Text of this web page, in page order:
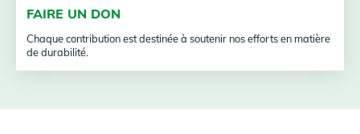
FAIRE UN DON
Chaque contribution est destinée à soutenir nos efforts en matière
de durabilité.